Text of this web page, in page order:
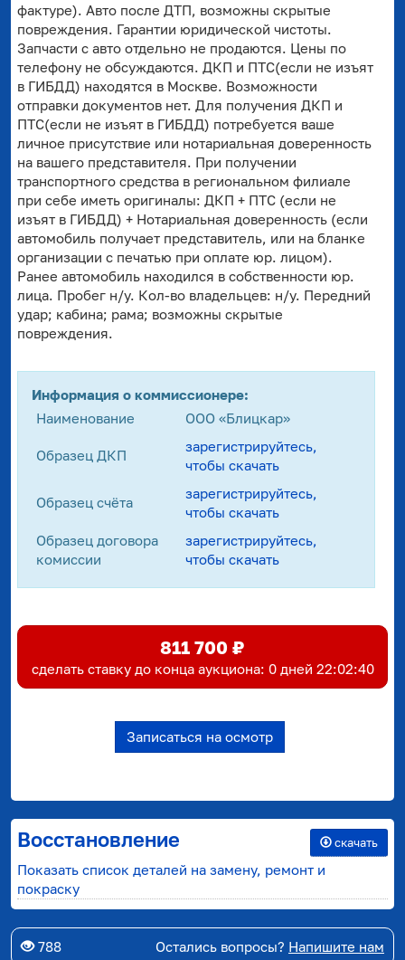
фактуре). Авто после ДТП, возможны скрытые
повреждения. Гарантии юридической чистоты.
Запчасти с авто отдельно не продаются. Цены по
телефону не обсуждаются. ДКП и ПТС(если не изъят
в ГИБДД) находятся в Москве. Возможности
отправки документов нет. Для получения ДКП и
ПТС(если не изъят в ГИБДД) потребуется ваше
личное присутствие или нотариальная доверенность
на вашего представителя. При получении
транспортного средства в региональном филиале
при себе иметь оригиналы: ДКП + ПТС (если не
изъят в ГИБДД) + Нотариальная доверенность (если
автомобиль получает представитель, или на бланке
организации с печатью при оплате юр. лицом).
Ранее автомобиль находился в собственности юр.
лица. Пробег н/у. Кол-во владельцев: н/у. Передний
удар; кабина; рама; возможны скрытые
повреждения.
Информация о коммиссионере:
Наименование
ООО «Блицкар»
Образец ДКП
зарегистрируйтесь,
чтобы скачать
Образец счёта
зарегистрируйтесь,
чтобы скачать
Образец договора
комиссии
зарегистрируйтесь,
чтобы скачать
811 700 ₽
cделать ставку до конца аукциона: 0 дней 22:02:39
Записаться на осмотр
Восстановление скачать
Показать список деталей на замену, ремонт и
покраску
788 Остались вопросы? Напишите нам